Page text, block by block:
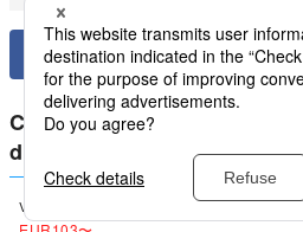
Confronta i prezzi più bassi
domestici da Victoria
Vancouver Victoria (Canada)(YYJ)